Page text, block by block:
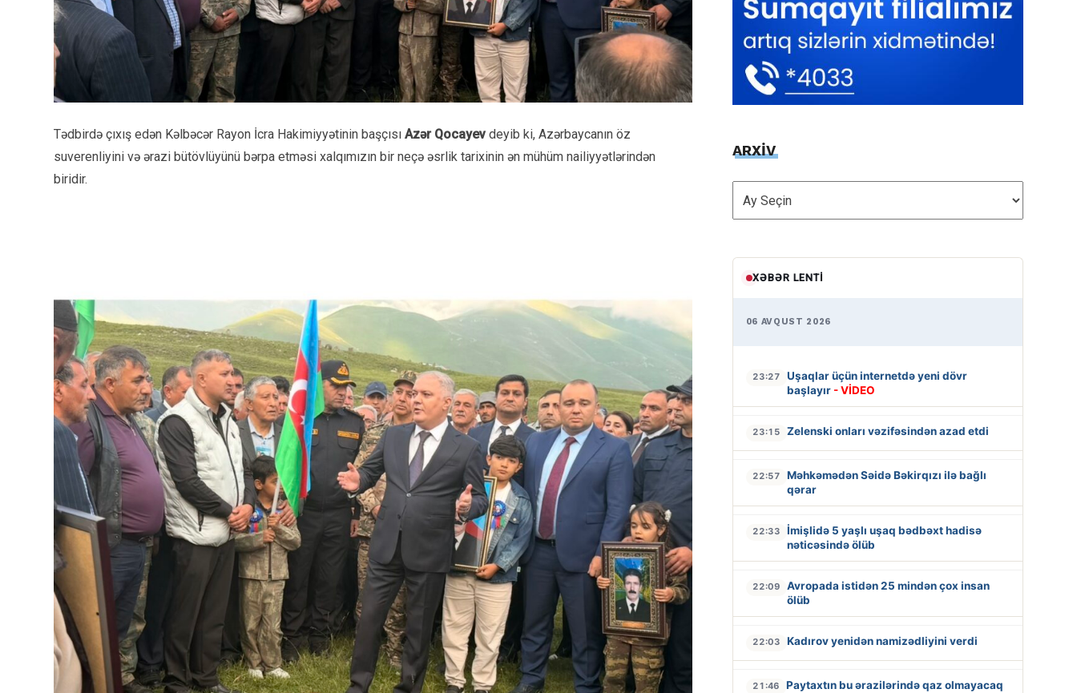
Tədbirdə çıxış edən Kəlbəcər Rayon İcra Hakimiyyətinin başçısı Azər Qocayev deyib ki, Azərbaycanın öz
suverenliyini və ərazi bütövlüyünü bərpa etməsi xalqımızın bir neçə əsrlik tarixinin ən mühüm nailiyyətlərindən
biridir.
ARXİV
ARXİV
XƏBƏR LENTI
06 AVQUST 2026
23:27
Uşaqlar üçün internetdə yeni dövr
başlayır - VİDEO
23:15 Zelenski onları vəzifəsindən azad etdi
22:57
Məhkəmədən Səidə Bəkirqızı ilə bağlı
qərar
22:33
İmişlidə 5 yaşlı uşaq bədbəxt hadisə
nəticəsində ölüb
22:09
Avropada istidən 25 mindən çox insan
ölüb
22:03 Kadırov yenidən namizədliyini verdi
21:46 Paytaxtın bu ərazilərində qaz olmayacaq